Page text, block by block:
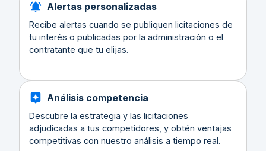
Alertas personalizadas
Recibe alertas cuando se publiquen licitaciones de
tu interés o publicadas por la administración o el
contratante que tu elijas.
Análisis competencia
Descubre la estrategia y las licitaciones
adjudicadas a tus competidores, y obtén ventajas
competitivas con nuestro análisis a tiempo real.